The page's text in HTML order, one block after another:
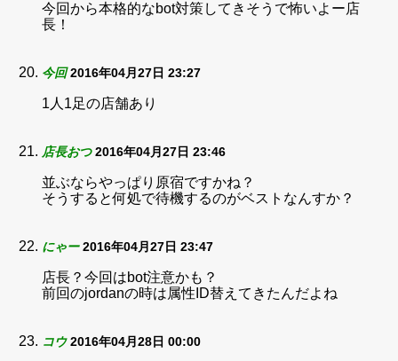
今回から本格的なbot対策してきそうで怖いよー店
長！
今回 2016年04月27日 23:27
1人1足の店舗あり
店長おつ 2016年04月27日 23:46
並ぶならやっぱり原宿ですかね？
そうすると何処で待機するのがベストなんすか？
にゃー 2016年04月27日 23:47
店長？今回はbot注意かも？
前回のjordanの時は属性ID替えてきたんだよね
コウ 2016年04月28日 00:00